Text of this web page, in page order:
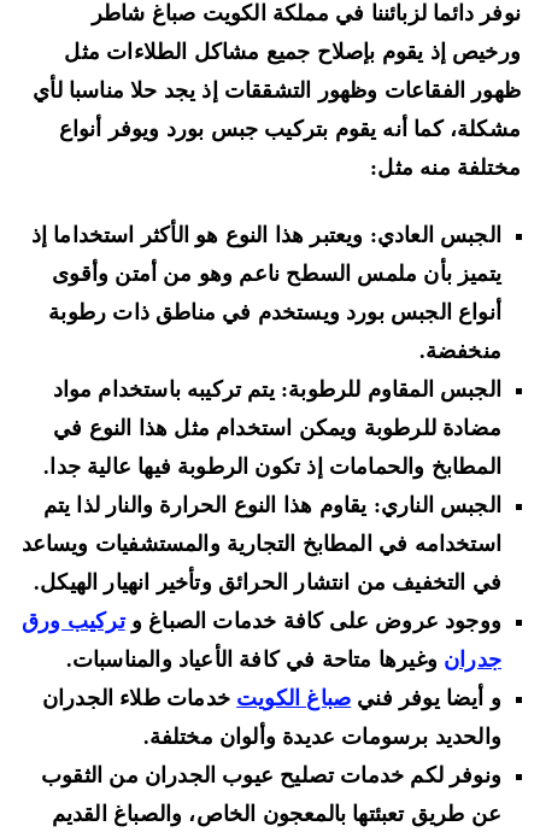
دائما لزبائننا في مملكة الكويت صباغ شاطر
إذ يقوم بإصلاح جميع مشاكل الطلاءات مثل
الفقاعات وظهور التشققات إذ يجد حلا مناسبا لأي
كما أنه يقوم بتركيب جبس بورد ويوفر أنواع
منه مثل:
الجبس العادي: ويعتبر هذا النوع هو الأكثر استخداما إذ
يتميز بأن ملمس السطح ناعم وهو من أمتن وأقوى
أنواع الجبس بورد ويستخدم في مناطق ذات رطوبة
منخفضة.
الجبس المقاوم للرطوبة: يتم تركيبه باستخدام مواد
مضادة للرطوبة ويمكن استخدام مثل هذا النوع في
المطابخ والحمامات إذ تكون الرطوبة فيها عالية جدا.
الجبس الناري: يقاوم هذا النوع الحرارة والنار لذا يتم
استخدامه في المطابخ التجارية والمستشفيات ويساعد
في التخفيف من انتشار الحرائق وتأخير انهيار الهيكل.
ووجود عروض على كافة خدمات الصباغ وتركيب ورق
جدرانوغيرها متاحة في كافة الأعياد والمناسبات.
و أيضا يوفر فنيصباغ الكويتخدمات طلاء الجدران
والحديد برسومات عديدة وألوان مختلفة.
ونوفر لكم خدمات تصليح عيوب الجدران من الثقوب
عن طريق تعبئتها بالمعجون الخاص، والصباغ القديم